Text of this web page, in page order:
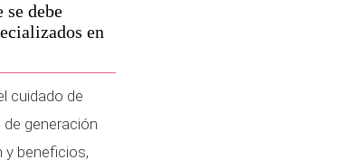
se debe
en
cuidado de
generación
y beneficios,